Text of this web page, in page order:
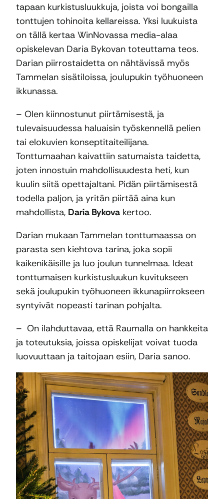
tapaan kurkistusluukkuja, joista voi bongailla
tonttujen tohinoita kellareissa. Yksi luukuista
on tällä kertaa WinNovassa media-alaa
opiskelevan Daria Bykovan toteuttama teos.
Darian piirrostaidetta on nähtävissä myös
Tammelan sisätiloissa, joulupukin työhuoneen
ikkunassa.
– Olen kiinnostunut piirtämisestä, ja
tulevaisuudessa haluaisin työskennellä pelien
tai elokuvien konseptitaiteilijana.
Tonttumaahan kaivattiin satumaista taidetta,
joten innostuin mahdollisuudesta heti, kun
kuulin siitä opettajaltani. Pidän piirtämisestä
todella paljon, ja yritän piirtää aina kun
mahdollista, Daria Bykova kertoo.
Darian mukaan Tammelan tonttumaassa on
parasta sen kiehtova tarina, joka sopii
kaikenikäisille ja luo joulun tunnelmaa. Ideat
tonttumaisen kurkistusluukun kuvitukseen
sekä joulupukin työhuoneen ikkunapiirrokseen
syntyivät nopeasti tarinan pohjalta.
– On ilahduttavaa, että Raumalla on hankkeita
ja toteutuksia, joissa opiskelijat voivat tuoda
luovuuttaan ja taitojaan esiin, Daria sanoo.